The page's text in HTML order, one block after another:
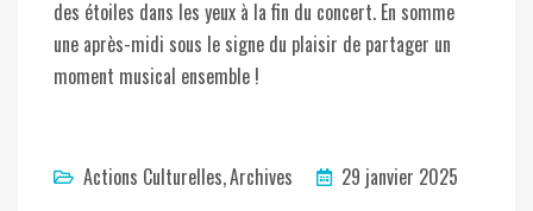
des étoiles dans les yeux à la fin du concert. En somme
une après-midi sous le signe du plaisir de partager un
moment musical ensemble !
Actions Culturelles Archives 29 janvier 2025